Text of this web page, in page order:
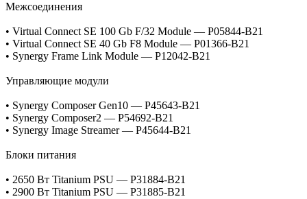
Межсоединения
• Virtual Connect SE 100 Gb F/32 Module — P05844‑B21
• Virtual Connect SE 40 Gb F8 Module — P01366‑B21
• Synergy Frame Link Module — P12042‑B21
Управляющие модули
• Synergy Composer Gen10 — P45643‑B21
• Synergy Composer2 — P54692‑B21
• Synergy Image Streamer — P45644‑B21
Блоки питания
• 2650 Вт Titanium PSU — P31884‑B21
• 2900 Вт Titanium PSU — P31885‑B21